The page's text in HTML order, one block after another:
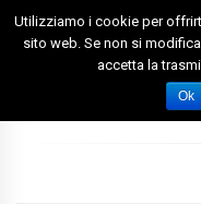
Skip
Foggia News
Utilizziamo i cookie per
sito web. Se non si
accetta la
Ok